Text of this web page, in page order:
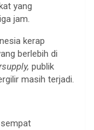
yang
jam.
kerap
berlebih di
publik
masih terjadi.
sempat